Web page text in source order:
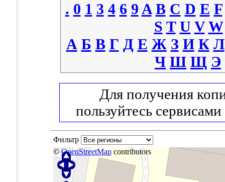
. 0 1 3 4 6 9 A B C D E F
S T U V W
А Б В Г Д Е Ж З И К Л
Ч Ш Щ Э
Для получения
пользуйтесь сервисами
Фильтр
©OpenStreetMap contributors